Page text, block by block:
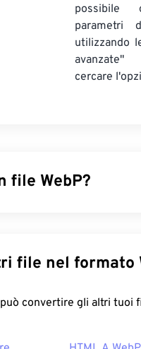
possibile
parametri
utilizzando
cercare
file WebP?
(JPG) Portable
si caricano rapidamente
un file WebP?